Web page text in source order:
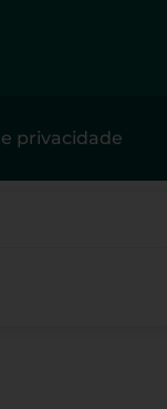
privacidade